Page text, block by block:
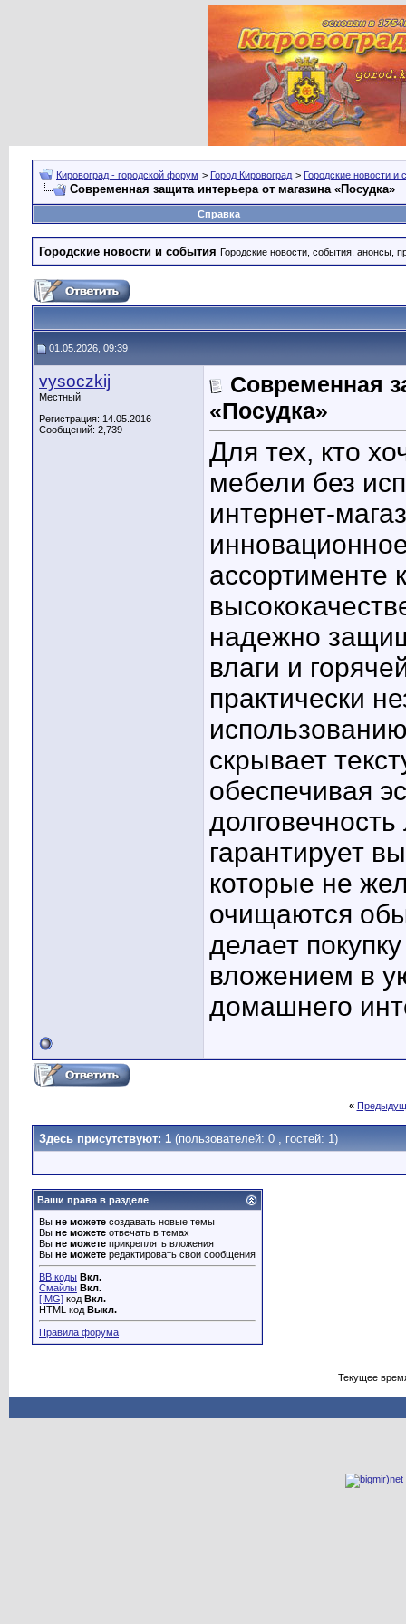
Кировоград - городской форум > Город Кировоград > Городские новости и
Современная защита интерьера от магазина «Посудка»
Справка
Городские новости и события Городские новости, события, анонсы,
01.05.2026, 09:39
vysoczkij
Местный
Регистрация: 14.05.2016
Сообщений: 2,739
Современная
«Посудка»
Для тех, кто
мебели без
интернет-
ассортименте
надежно
влаги и
практически
скрывает
обеспечивая
гарантирует
которые не
очищаются
делает
вложением в
домашнего
«
Здесь присутствуют: 1 (пользователей: 0 , гостей: 1)
Ваши права в разделе
Вы не можете создавать новые темы
Вы не можете отвечать в темах
Вы не можете прикреплять вложения
Вы не можете редактировать свои сообщения
BB коды Вкл.
Смайлы Вкл.
[IMG] код Вкл.
HTML код Выкл.
Правила форума
Текущее